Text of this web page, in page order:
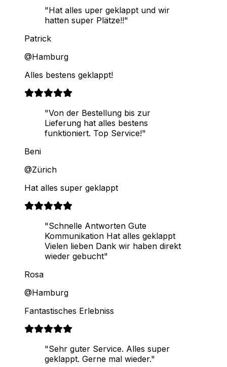
"Hat alles uper geklappt und wir
hatten super Plätze!!"
Patrick
@Hamburg
Alles bestens geklappt!
"Von der Bestellung bis zur
Lieferung hat alles bestens
funktioniert. Top Service!"
Beni
@Zürich
Hat alles super geklappt
"Schnelle Antworten Gute
Kommunikation Hat alles geklappt
Vielen lieben Dank wir haben direkt
wieder gebucht"
Rosa
@Hamburg
Fantastisches Erlebniss
"Sehr guter Service. Alles super
geklappt. Gerne mal wieder."